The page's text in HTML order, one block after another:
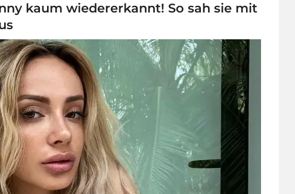
kaum wiedererkannt! So sah sie mit